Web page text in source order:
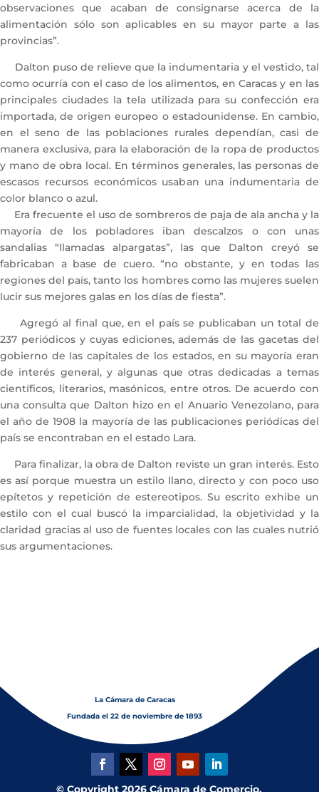
observaciones que acaban de consignarse acerca de la
alimentación sólo son aplicables en su mayor parte a las
provincias”.
Dalton puso de relieve que la indumentaria y el vestido, tal
como ocurría con el caso de los alimentos, en Caracas y en las
principales ciudades la tela utilizada para su confección era
importada, de origen europeo o estadounidense. En cambio,
en el seno de las poblaciones rurales dependían, casi de
manera exclusiva, para la elaboración de la ropa de productos
y mano de obra local. En términos generales, las personas de
escasos recursos económicos usaban una indumentaria de
color blanco o azul.
Era frecuente el uso de sombreros de paja de ala ancha y la
mayoría de los pobladores iban descalzos o con unas
sandalias “llamadas alpargatas”, las que Dalton creyó se
fabricaban a base de cuero. “no obstante, y en todas las
regiones del país, tanto los hombres como las mujeres suelen
lucir sus mejores galas en los días de fiesta”.
Agregó al final que, en el país se publicaban un total de
237 periódicos y cuyas ediciones, además de las gacetas del
gobierno de las capitales de los estados, en su mayoría eran
de interés general, y algunas que otras dedicadas a temas
científicos, literarios, masónicos, entre otros. De acuerdo con
una consulta que Dalton hizo en el Anuario Venezolano, para
el año de 1908 la mayoría de las publicaciones periódicas del
país se encontraban en el estado Lara.
Para finalizar, la obra de Dalton reviste un gran interés. Esto
es así porque muestra un estilo llano, directo y con poco uso
epítetos y repetición de estereotipos. Su escrito exhibe un
estilo con el cual buscó la imparcialidad, la objetividad y la
claridad gracias al uso de fuentes locales con las cuales nutrió
sus argumentaciones.
La Cámara de Caracas
Fundada el 22 de noviembre de 1893
© Copyright 2026 Cámara de Comercio,